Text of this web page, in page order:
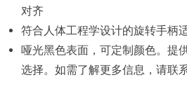
对齐
符合人体工程学设计的旋转手柄
哑光黑色表面，可定制颜色。提
选择。如需了解更多信息，请联